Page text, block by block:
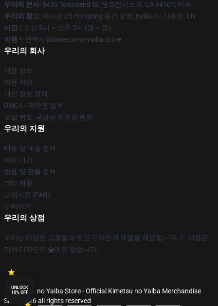
우리의 본사: 5450 Townsend St, 샌프란시스코, CA 94107, 미국
우리의 창고: 아니오 25 Hongxing 중간 도로, Beiliu 시, 산동성, CN
시간 :: 오전 9시 ~ 오후 5시 (월 ~ 금)
이름 *: 연락처@kimetsu-no-yaiba.store
우리의 회사
제품 정보
이용 약관
개인 정보 정책
DMCA - 저작권 정책
모델 번호: 공급망 투명성 행위
우리의 지원
배송 및 배송 정책
지불 기간
반품 및 환불 정책
기타 제품
고객지원 (FAQ)
구매하기
우리의 상점
우리는 다양한 고품질과 멋진 디자인의 제품을 제공합니다. 이 제품은
미적 디자인의 술에만 없습니다.
© Kimetsu no Yaiba Store - Official Kimetsu no Yaiba Merchandise
Shop 2026 all rights reserved
UNLOCK
10% OFF